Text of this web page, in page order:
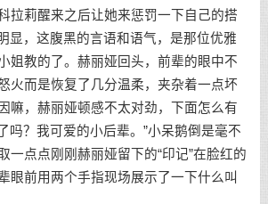
拉莉醒来之后让她来惩罚一下自己的搭
显，这腹黑的言语和语气，是那位优雅
姐教的了。赫丽娅回头，前辈的眼中不
火而是恢复了几分温柔，夹杂着一点坏
嘛，赫丽娅顿感不太对劲，下面怎么有
吗？我可爱的小后辈。”小呆鹅倒是毫不
一点点刚刚赫丽娅留下的“印记”在脸红的
眼前用两个手指现场展示了一下什么叫